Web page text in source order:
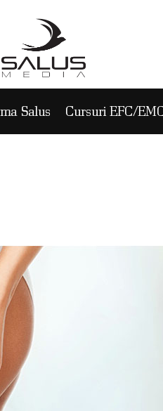
Salus Cursuri EFC/
Salus Media
pe piata medicala, farmaceutica si
SALUS